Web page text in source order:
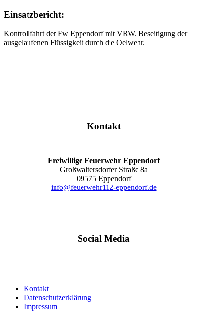
Einsatzbericht:
Kontrollfahrt der Fw Eppendorf mit VRW. Beseitigung der
ausgelaufenen Flüssigkeit durch die Oelwehr.
Kontakt
Freiwillige Feuerwehr Eppendorf
Großwaltersdorfer Straße 8a
09575 Eppendorf
info@feuerwehr112-eppendorf.de
Social Media
Kontakt
Datenschutzerklärung
Impressum